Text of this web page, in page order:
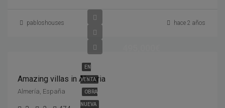
pabloshouses hace 2 años
EN
VENTA
OBRA
NUEVA
Amazing villas in Almeria
Almería, España